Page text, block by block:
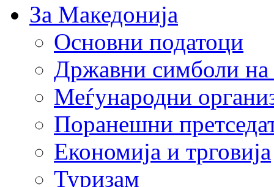
За Македонија
Основни податоци
Државни симболи
Меѓународни
Поранешни
Економија и трговија
Туризам